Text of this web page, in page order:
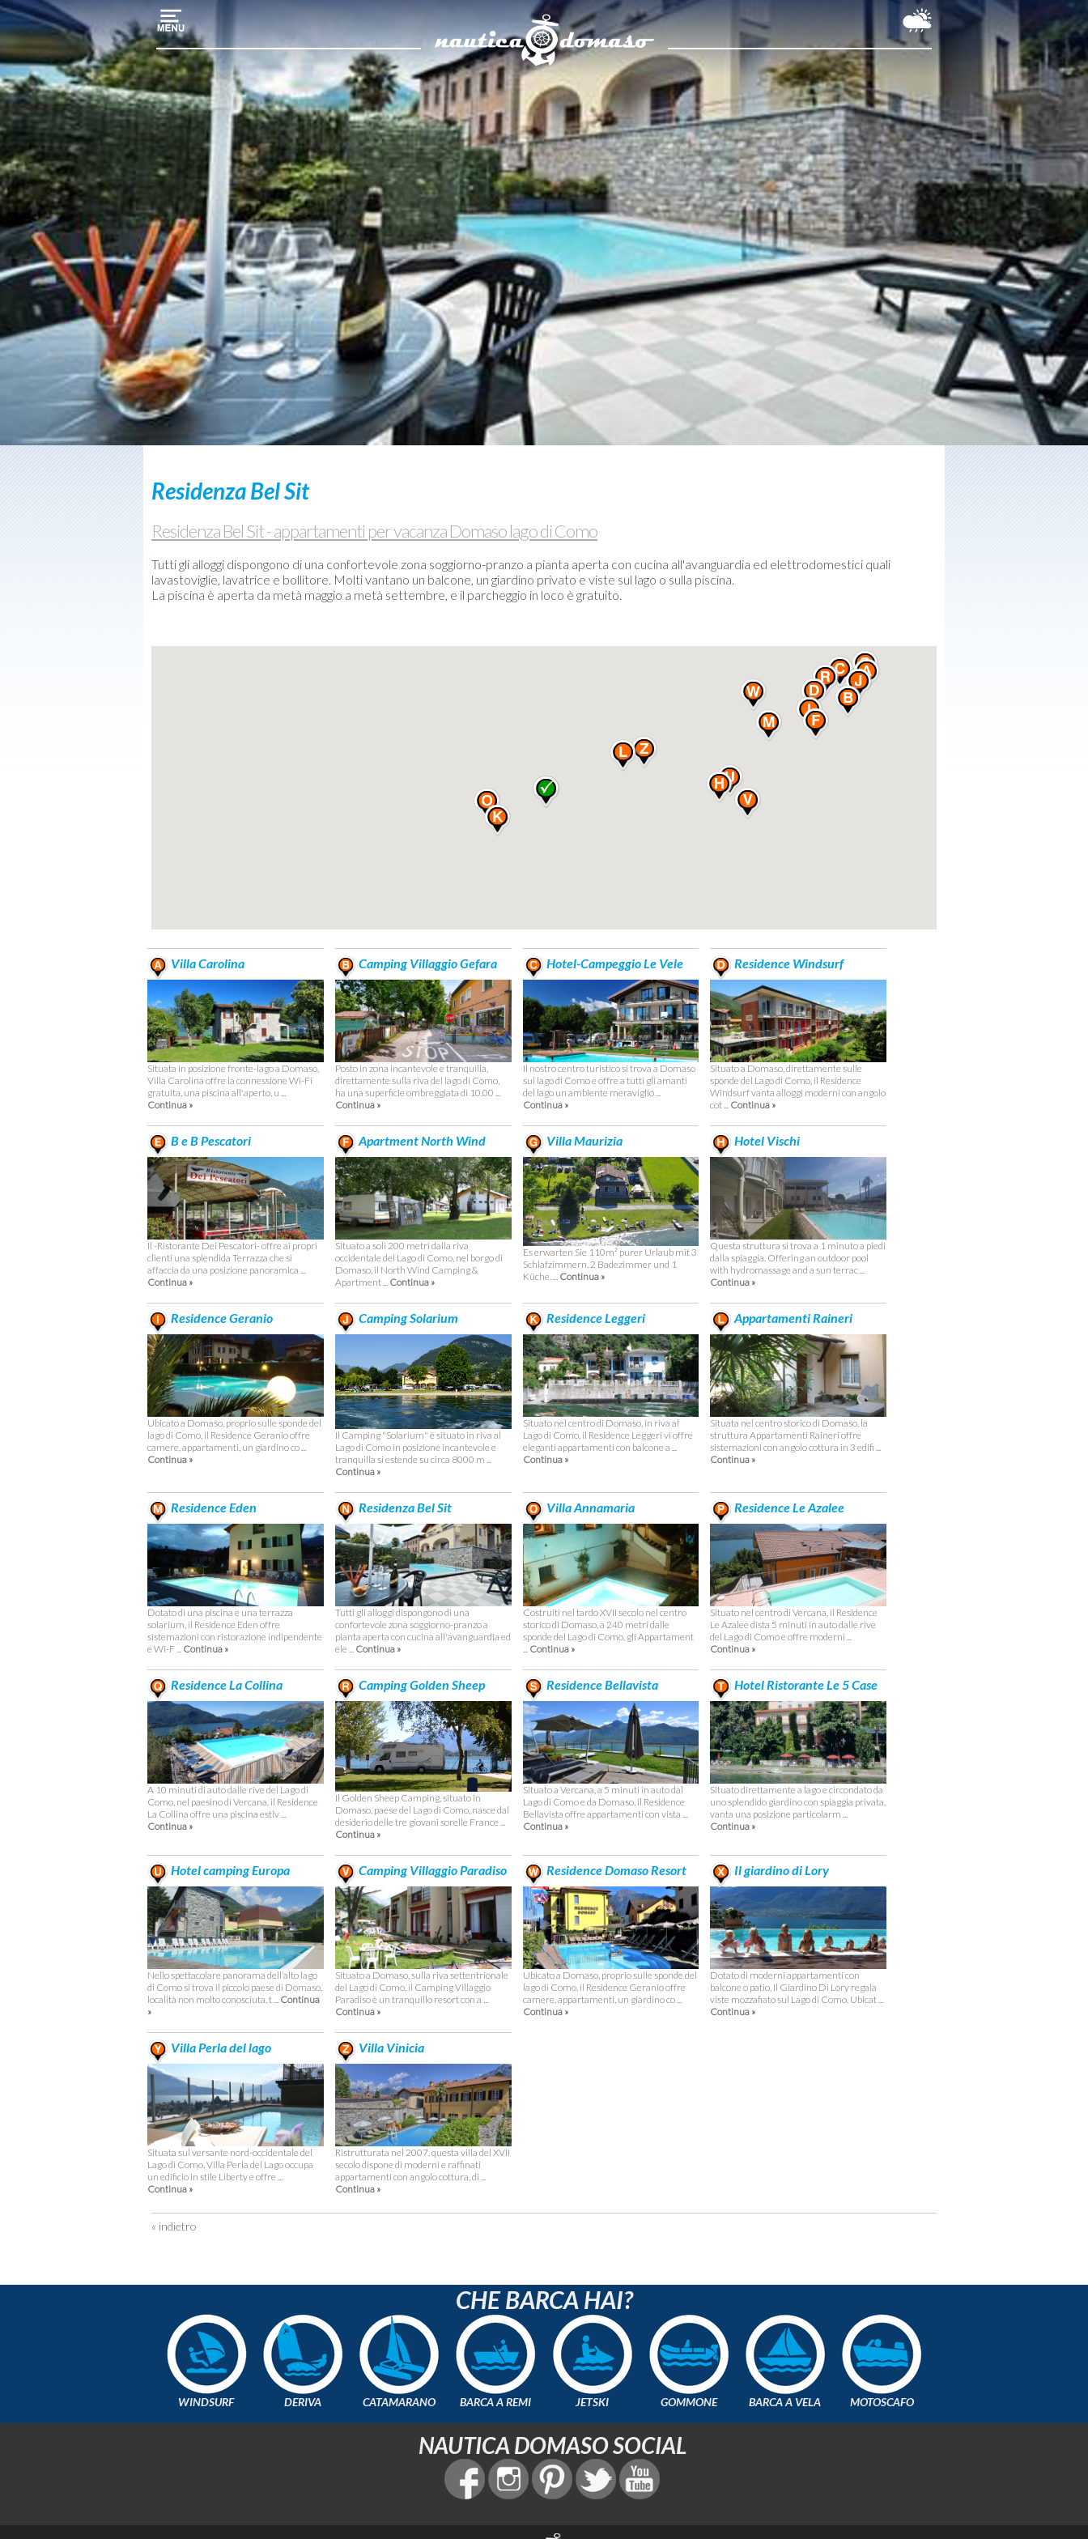
Homepage
Rimessaggio
barche
Marina-
Porto
turistico
Servizi
nautici
Lago
di
Como
Webcam
Residenza Bel Sit
Residenza Bel Sit - appartamenti per vacanza Domaso lago di Como
Tutti gli alloggi dispongono di una confortevole zona soggiorno-pranzo a pianta aperta con cucina all'avanguardia ed elettrodomestici quali
lavastoviglie, lavatrice e bollitore. Molti vantano un balcone, un giardino privato e viste sul lago o sulla piscina.
La piscina è aperta da metà maggio a metà settembre, e il parcheggio in loco è gratuito.
Villa Carolina
Situata in posizione fronte-lago a Domaso,
Villa Carolina offre la connessione Wi-Fi
gratuita, una piscina all'aperto, u ...
Continua »
Camping Villaggio Gefara
Posto in zona incantevole e tranquilla,
direttamente sulla riva del lago di Como,
ha una superficie ombreggiata di 10.00 ...
Continua »
Hotel-Campeggio Le Vele
Il nostro centro turistico si trova a Domaso
sul lago di Como e offre a tutti gli amanti
del lago un ambiente meraviglio ...
Continua »
Residence Windsurf
Situato a Domaso, direttamente sulle
sponde del Lago di Como, il Residence
Windsurf vanta alloggi moderni con angolo
cot ... Continua »
B e B Pescatori
Il -Ristorante Dei Pescatori- offre ai propri
clienti una splendida Terrazza che si
affaccia da una posizione panoramica ...
Continua »
Apartment North Wind
Situato a soli 200 metri dalla riva
occidentale del Lago di Como, nel borgo di
Domaso, il North Wind Camping &
Apartment ... Continua »
Villa Maurizia
Es erwarten Sie 110m² purer Urlaub mit 3
Schlafzimmern, 2 Badezimmer und 1
Küche. ... Continua »
Hotel Vischi
Questa struttura si trova a 1 minuto a piedi
dalla spiaggia. Offering an outdoor pool
with hydromassage and a sun terrac ...
Continua »
Residence Geranio
Ubicato a Domaso, proprio sulle sponde del
lago di Como, il Residence Geranio offre
camere, appartamenti, un giardino co ...
Continua »
Camping Solarium
Il Camping "Solarium" è situato in riva al
Lago di Como in posizione incantevole e
tranquilla si estende su circa 8000 m ...
Continua »
Residence Leggeri
Situato nel centro di Domaso, in riva al
Lago di Como, il Residence Leggeri vi offre
eleganti appartamenti con balcone a ...
Continua »
Appartamenti Raineri
Situata nel centro storico di Domaso, la
struttura Appartamenti Raineri offre
sistemazioni con angolo cottura in 3 edifi ...
Continua »
Residence Eden
Dotato di una piscina e una terrazza
solarium, il Residence Eden offre
sistemazioni con ristorazione indipendente
e Wi-F ... Continua »
Residenza Bel Sit
Tutti gli alloggi dispongono di una
confortevole zona soggiorno-pranzo a
pianta aperta con cucina all'avanguardia ed
ele ... Continua »
Villa Annamaria
Costruiti nel tardo XVII secolo nel centro
storico di Domaso, a 240 metri dalle
sponde del Lago di Como, gli Appartament
Continua »
Residence Le Azalee
Situato nel centro di Vercana, il Residence
Le Azalee dista 5 minuti in auto dalle rive
del Lago di Como e offre moderni ...
Continua »
Residence La Collina
A 10 minuti di auto dalle rive del Lago di
Como, nel paesino di Vercana, il Residence
La Collina offre una piscina estiv ...
Continua »
Camping Golden Sheep
Il Golden Sheep Camping, situato in
Domaso, paese del Lago di Como, nasce dal
desiderio delle tre giovani sorelle France ...
Continua »
Residence Bellavista
Situato a Vercana, a 5 minuti in auto dal
Lago di Como e da Domaso, il Residence
Bellavista offre appartamenti con vista ...
Continua »
Hotel Ristorante Le 5 Case
Situato direttamente a lago e circondato da
uno splendido giardino con spiaggia privata,
vanta una posizione particolarm ...
Continua »
Hotel camping Europa
Nello spettacolare panorama dell’alto lago
di Como si trova il piccolo paese di Domaso,
località non molto conosciuta, t ... Continua
»
Camping Villaggio Paradiso
Situato a Domaso, sulla riva settentrionale
del Lago di Como, il Camping Villaggio
Paradiso è un tranquillo resort con a ...
Continua »
Residence Domaso Resort
Ubicato a Domaso, proprio sulle sponde del
lago di Como, il Residence Geranio offre
camere, appartamenti, un giardino co ...
Continua »
Il giardino di Lory
Dotato di moderni appartamenti con
balcone o patio, Il Giardino Di Lory regala
viste mozzafiato sul Lago di Como. Ubicat ...
Continua »
Villa Perla del lago
Situata sul versante nord-occidentale del
Lago di Como, Villa Perla del Lago occupa
un edificio in stile Liberty e offre ...
Continua »
Villa Vinicia
Ristrutturata nel 2007, questa villa del XVII
secolo dispone di moderni e raffinati
appartamenti con angolo cottura, di ...
Continua »
« indietro
CHE BARCA HAI?
WINDSURF DERIVA CATAMARANO BARCA A REMI JETSKI GOMMONE BARCA A VELA MOTOSCAFO
NAUTICA DOMASO SOCIAL